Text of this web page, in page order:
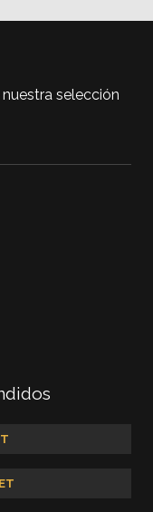
selección